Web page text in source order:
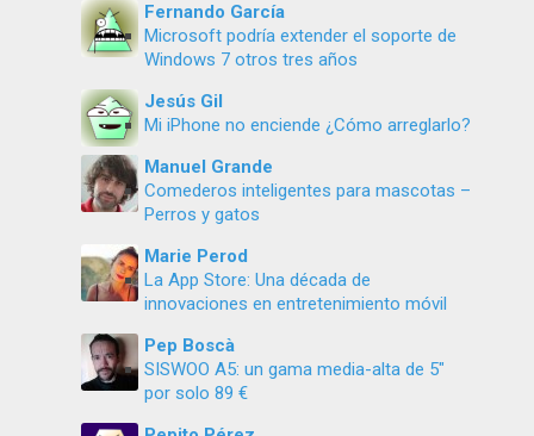
Fernando García
Microsoft podría extender el soporte de
Windows 7 otros tres años
Jesús Gil
Mi iPhone no enciende ¿Cómo arreglarlo?
Manuel Grande
Comederos inteligentes para mascotas –
Perros y gatos
Marie Perod
La App Store: Una década de
innovaciones en entretenimiento móvil
Pep Boscà
SISWOO A5: un gama media-alta de 5″
por solo 89 €